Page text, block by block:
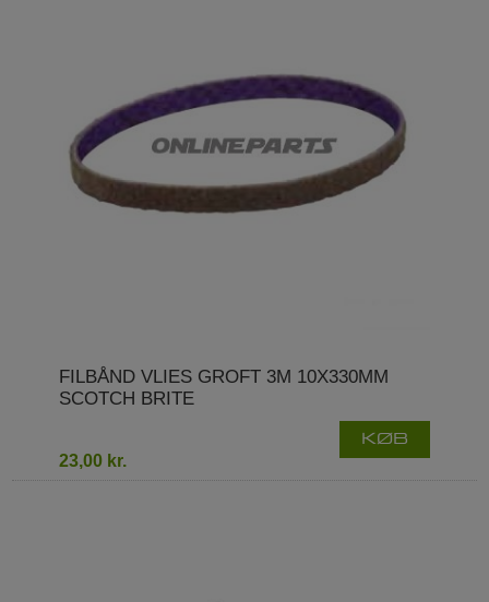
FILBÅND VLIES GROFT 3M 10X330MM
SCOTCH BRITE
23,00 kr.
KØB